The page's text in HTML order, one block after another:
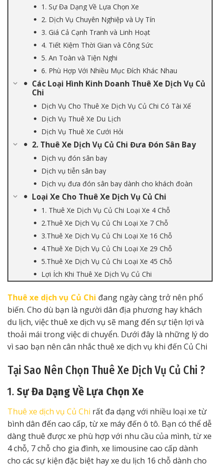
1. Sự Đa Dạng Về Lựa Chọn Xe
2. Dịch Vụ Chuyên Nghiệp và Uy Tín
3. Giá Cả Cạnh Tranh và Linh Hoạt
4. Tiết Kiệm Thời Gian và Công Sức
5. An Toàn và Tiện Nghi
6. Phù Hợp Với Nhiều Mục Đích Khác Nhau
Các Loại Hình Kinh Doanh Thuê Xe Dịch Vụ Củ
Chi
Dịch Vụ Cho Thuê Xe Dịch Vụ Củ Chi Có Tài Xế
Dịch Vụ Thuê Xe Du Lịch
Dịch Vụ Thuê Xe Cưới Hỏi
2. Thuê Xe Dịch Vụ Củ Chi Đưa Đón Sân Bay
Dịch vụ đón sân bay
Dịch vụ tiễn sân bay
Dịch vụ đưa đón sân bay dành cho khách đoàn
Loại Xe Cho Thuê Xe Dịch Vụ Củ Chi
1. Thuê Xe Dịch Vụ Củ Chi Loại Xe 4 Chỗ
2.Thuê Xe Dịch Vụ Củ Chi Loại Xe 7 Chỗ
3.Thuê Xe Dịch Vụ Củ Chi Loại Xe 16 Chỗ
4.Thuê Xe Dịch Vụ Củ Chi Loại Xe 29 Chỗ
5.Thuê Xe Dịch Vụ Củ Chi Loại Xe 45 Chỗ
Lợi Ích Khi Thuê Xe Dịch Vụ Củ Chi
Thuê xe dịch vụ Củ Chi đang ngày càng trở nên phổ
biến. Cho dù bạn là người dân địa phương hay khách
du lịch, việc thuê xe dịch vụ sẽ mang đến sự tiện lợi và
thoải mái trong việc di chuyển. Dưới đây là những lý do
vì sao bạn nên cân nhắc thuê xe dịch vụ khi đến Củ Chi
Tại Sao Nên Chọn Thuê Xe Dịch Vụ Củ Chi ?
1. Sự Đa Dạng Về Lựa Chọn Xe
Thuê xe dịch vụ Củ Chi rất đa dạng với nhiều loại xe từ
bình dân đến cao cấp, từ xe máy đến ô tô. Bạn có thể dễ
dàng thuê được xe phù hợp với nhu cầu của mình, từ xe
4 chỗ, 7 chỗ cho gia đình, xe limousine cao cấp dành
cho các sự kiện đặc biệt hay xe du lịch 16 chỗ dành cho